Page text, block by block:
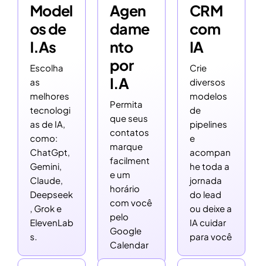
Model
os de
I.As
Escolha
as
melhores
tecnologi
as de IA,
como:
ChatGpt,
Gemini,
Claude,
Deepseek
, Grok e
ElevenLab
s.
Agen
dame
nto
por
I.A
Permita
que seus
contatos
marque
facilment
e um
horário
com você
pelo
Google
Calendar
CRM
com
IA
Crie
diversos
modelos
de
pipelines
e
acompan
he toda a
jornada
do lead
ou deixe a
IA cuidar
para você